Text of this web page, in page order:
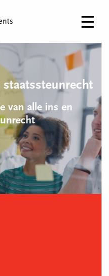
staatssteunrecht
van alle ins en